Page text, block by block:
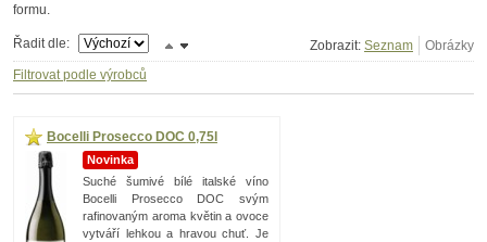
formu.
Zobrazit:
Řadit dle:
Filtrovat podle výrobců
Bocelli Prosecco DOC 0,75l
Novinka
Suché šumivé bílé italské víno
Bocelli Prosecco DOC svým
rafinovaným aroma květin a ovoce
vytváří lehkou a hravou chuť. Je